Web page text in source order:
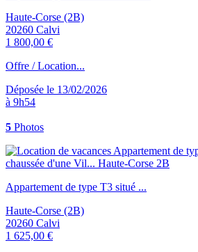
Haute-Corse (2B)
20260 Calvi
1 800,00 €
Offre / Location...
Déposée le 13/02/2026
à 9h54
5 Photos
Appartement de type T3 situé ...
Haute-Corse (2B)
20260 Calvi
1 625,00 €